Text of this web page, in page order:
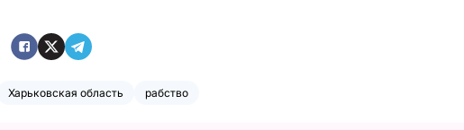
Харьковская область рабство